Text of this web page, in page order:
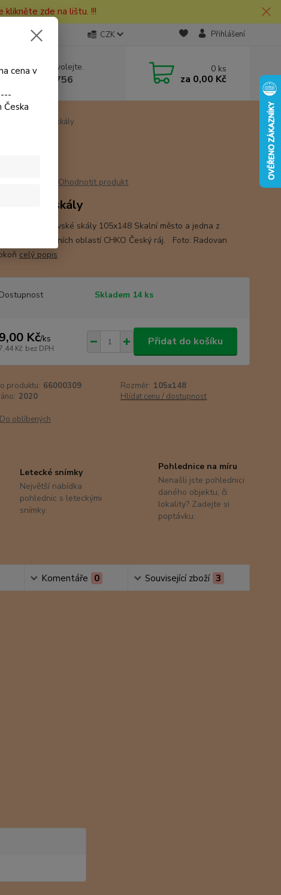
zde na lištu. !!!
CZK Přihlášení
si rady? Zavolejte.
730 127 756
0 ks
za 0,00 Kč
Prachovské skály
Ohodnotit produkt
skály
Prachovské skály 105x148 Skalní město a jedna z
skalních oblastí CHKO Český ráj. Foto: Radovan
celý popis
Dostupnost Skladem 14 ks
9,00 Kč/ks
Kč bez DPH
Přidat do košíku
produktu: 66000309 Rozměr: 105x148
2020 Hlídat cenu / dostupnost
Do oblíbených
Letecké snímky
Největší nabídka
pohlednic s leteckými
snímky.
Pohlednice na míru
Nenašli jste pohlednici
daného objektu, či
lokality? Zadejte si
poptávku.
Komentáře 0 Související zboží 3
cena v